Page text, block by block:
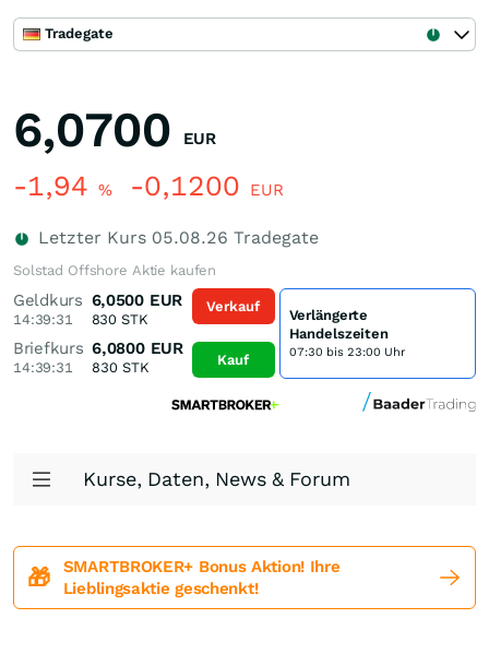
Tradegate
6,0700 EUR
-1,94 % -0,1200 EUR
Letzter Kurs 05.08.26 Tradegate
Solstad Offshore Aktie kaufen
Geldkurs
14:39:31
6,0500 EUR
830 STK
Briefkurs
14:39:31
6,0800 EUR
830STK
Verkauf
Kauf
Verlängerte
Handelszeiten
07:30 bis 23:00 Uhr
Kurse, Daten, News & Forum
🎁
SMARTBROKER+ Bonus Aktion! Ihre
Lieblingsaktie geschenkt!